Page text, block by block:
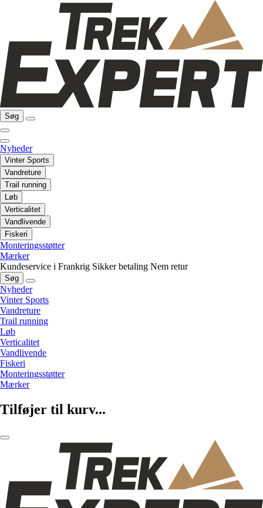
Søg
Nyheder
Vinter Sports
Vandreture
Trail running
Løb
Verticalitet
Vandlivende
Fiskeri
Monteringsstøtter
Mærker
Kundeservice i Frankrig Sikker betaling Nem retur
Søg
Nyheder
Vinter Sports
Vandreture
Trail running
Løb
Verticalitet
Vandlivende
Fiskeri
Monteringsstøtter
Mærker
Tilføjer til kurv...